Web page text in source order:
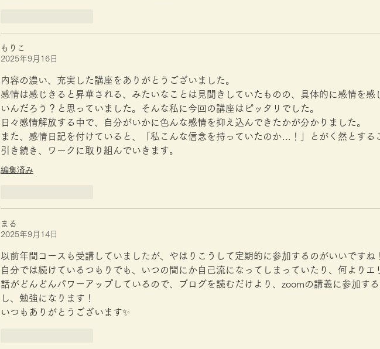
もりこ
2025年9月16日
内容の濃い、充実した講座をありがとうございました。
感情は感じきると昇華される、みたいなことは見聞きしていたものの、具体的に感情を感
いんだろう？と思っていました。そんな私に今回の講座はピッタリでした。
日々感情解放する中で、自分がいかに色んな感情を抑え込んできたかが分かりました。
また、感情日記を付けていると、「私こんな信念を持っていたのか…！」とがく然とする
引き続き、ワークに取り組んでいきます。
編集済み
まる
2025年9月14日
以前年間コースも受講していましたが、やはりこうして定期的に参加するのがいいですね！
自分では続けているつもりでも、いつの間にか自己流になってしまっていたり、何よりエ
話がどんどんパワーアップしているので、ブログを読むだけより、zoomの講義に参加す
し、勉強になります！
いつもありがとうございます✨